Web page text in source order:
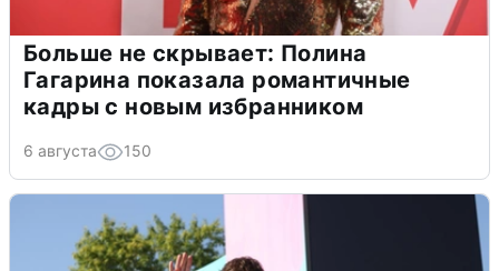
Больше не скрывает: Полина
Гагарина показала романтичные
кадры с новым избранником
6 августа 150